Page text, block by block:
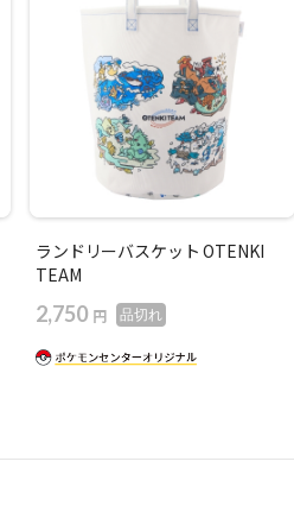
ランドリーバスケット OTENKI
TEAM
2,750 円 品切れ